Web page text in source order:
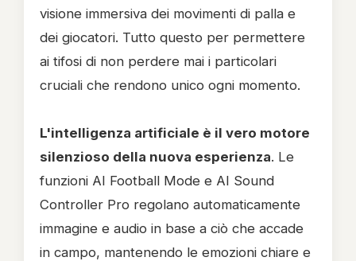
visione immersiva dei movimenti di palla e
dei giocatori. Tutto questo per permettere
ai tifosi di non perdere mai i particolari
cruciali che rendono unico ogni momento.
L'intelligenza artificiale è il vero motore
silenzioso della nuova esperienza. Le
funzioni AI Football Mode e AI Sound
Controller Pro regolano automaticamente
immagine e audio in base a ciò che accade
in campo, mantenendo le emozioni chiare e